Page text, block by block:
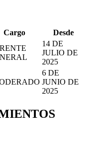
Cargo
Desde
14 DE
JULIO DE
2025
6 DE
JUNIO DE
2025